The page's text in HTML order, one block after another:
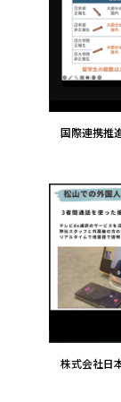
国際連携推
株式会社日